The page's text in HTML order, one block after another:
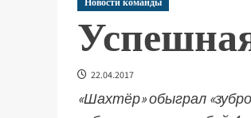
22.04.2017
«Шахтёр» обыграл